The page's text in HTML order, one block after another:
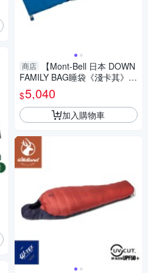
商店
【Mont-Bell 日本 DOWN
FAMILY BAG睡袋《淺卡其》】
1121312/羽絨睡袋/露營睡袋
$5,040
加入購物車